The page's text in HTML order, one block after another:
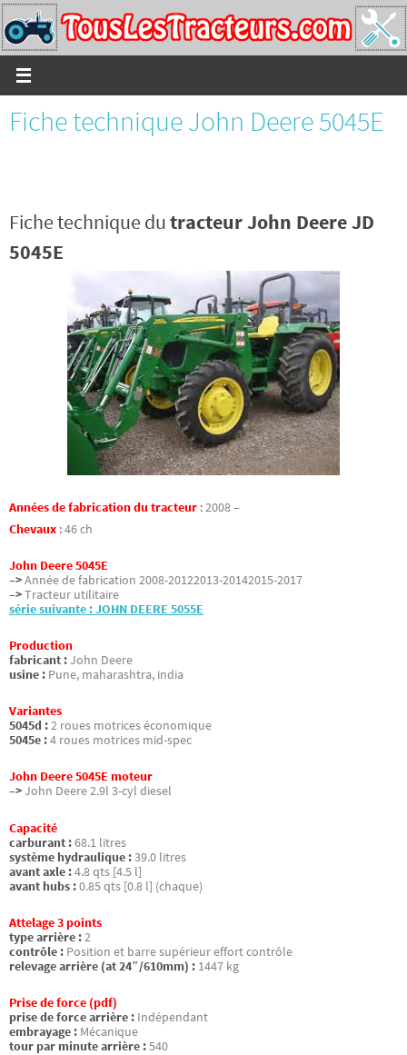
Passer
vers
le
contenu
Fiche technique John Deere 5045E
Fiche technique dutracteur John Deere JD
5045E
Années de fabrication du tracteur :2008 –
Chevaux :46 ch
John Deere 5045E
–>Année de fabrication 2008-20122013-20142015-2017
–>Tracteur utilitaire
série suivante : JOHN DEERE 5055E
Production
fabricant :John Deere
usine : Pune, maharashtra, india
Variantes
5045d :2 roues motrices économique
5045e :4 roues motrices mid-spec
John Deere 5045E moteur
–>John Deere 2.9l 3-cyl diesel
Capacité
carburant :68.1 litres
système hydraulique :39.0 litres
avant axle :4.8 qts [4.5 l]
avant hubs :0.85 qts [0.8 l] (chaque)
Attelage 3 points
type arrière :2
contrôle : Position et barre supérieur effort contrôle
relevage arrière (at 24″/610mm) : 1447 kg
Prise de force (pdf)
prise de force arrière : Indépendant
embrayage : Mécanique
tour par minute arrière :540